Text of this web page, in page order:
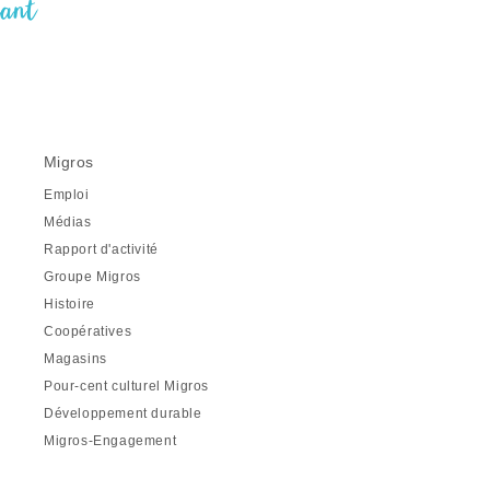
Migros
Emploi
Médias
Rapport d'activité
Groupe Migros
Histoire
Coopératives
Magasins
Pour-cent culturel Migros
Développement durable
Migros-Engagement